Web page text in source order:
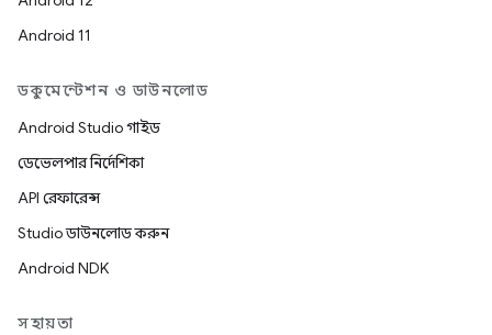
Android 11
ডকুমেন্টেশন ও ডাউনলোড
Android Studio গাইড
ডেভেলপার নির্দেশিকা
API রেফারেন্স
Studio ডাউনলোড করুন
Android NDK
সহায়তা